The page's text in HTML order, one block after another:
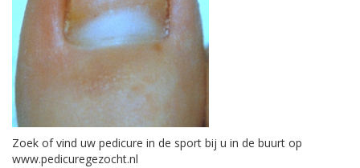
Zoek of vind uw pedicure in de sport bij u in de buurt op
www.pedicuregezocht.nl